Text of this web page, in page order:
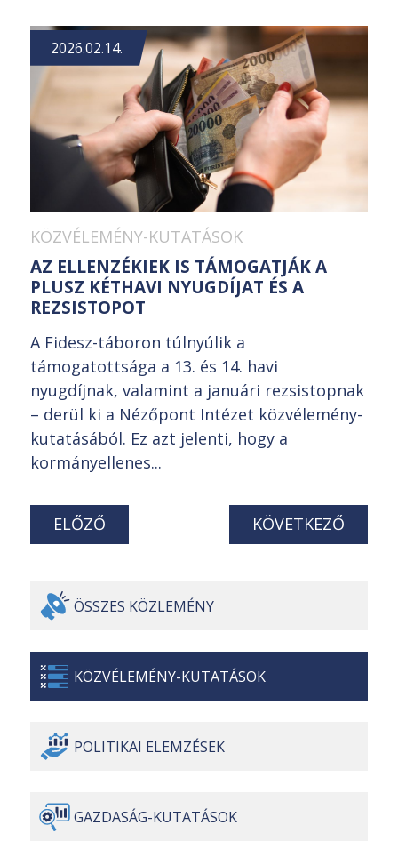
2026.02.14.
KÖZVÉLEMÉNY-KUTATÁSOK
AZ ELLENZÉKIEK IS TÁMOGATJÁK A
PLUSZ KÉTHAVI NYUGDÍJAT ÉS A
REZSISTOPOT
A Fidesz-táboron túlnyúlik a
támogatottsága a 13. és 14. havi
nyugdíjnak, valamint a januári rezsistopnak
– derül ki a Nézőpont Intézet közvélemény-
kutatásából. Ez azt jelenti, hogy a
kormányellenes...
ELŐZŐ KÖVETKEZŐ
ÖSSZES KÖZLEMÉNY
KÖZVÉLEMÉNY-KUTATÁSOK
POLITIKAI ELEMZÉSEK
GAZDASÁG-KUTATÁSOK